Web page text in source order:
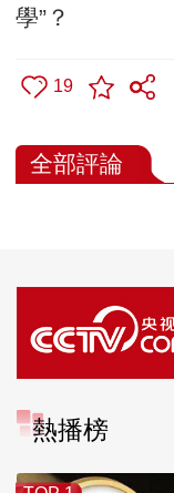
學”？
19
全部評論
熱播榜